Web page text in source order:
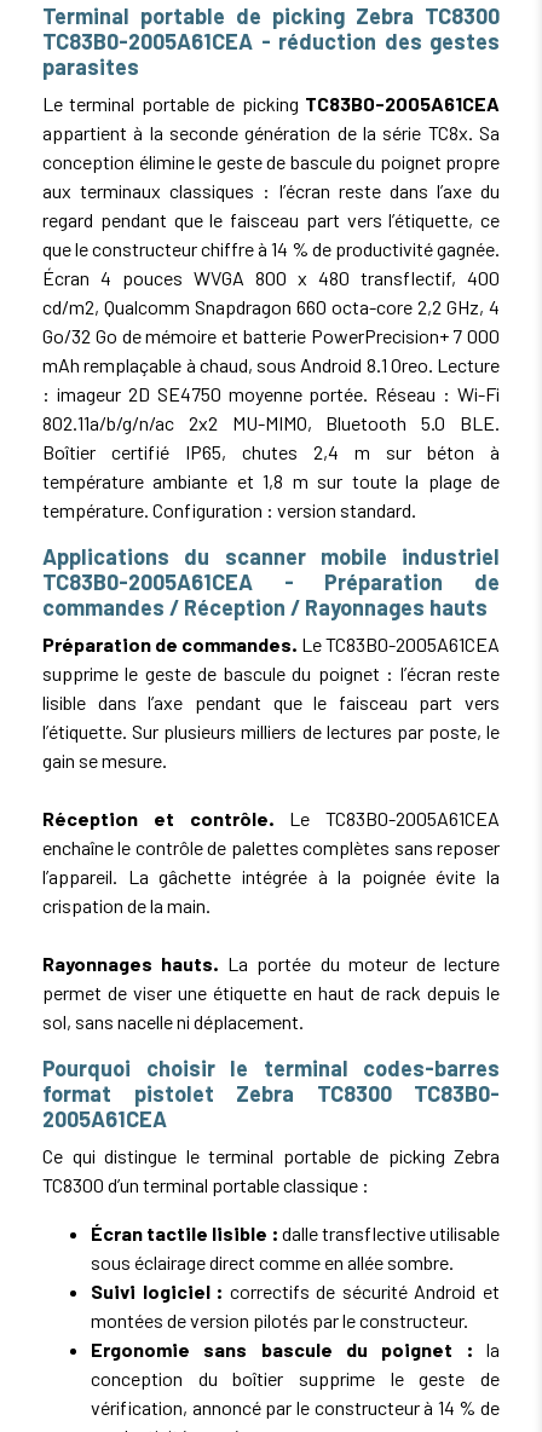
Terminal portable de picking Zebra TC8300
TC83B0-2005A61CEA - réduction des gestes
parasites
Le terminal portable de picking TC83B0-2005A61CEA
appartient à la seconde génération de la série TC8x. Sa
conception élimine le geste de bascule du poignet propre
aux terminaux classiques : l’écran reste dans l’axe du
regard pendant que le faisceau part vers l’étiquette, ce
que le constructeur chiffre à 14 % de productivité gagnée.
Écran 4 pouces WVGA 800 x 480 transflectif, 400
cd/m2, Qualcomm Snapdragon 660 octa-core 2,2 GHz, 4
Go/32 Go de mémoire et batterie PowerPrecision+ 7 000
mAh remplaçable à chaud, sous Android 8.1 Oreo. Lecture
: imageur 2D SE4750 moyenne portée. Réseau : Wi-Fi
802.11a/b/g/n/ac 2x2 MU-MIMO, Bluetooth 5.0 BLE.
Boîtier certifié IP65, chutes 2,4 m sur béton à
température ambiante et 1,8 m sur toute la plage de
température. Configuration : version standard.
Applications du scanner mobile industriel
TC83B0-2005A61CEA - Préparation de
commandes / Réception / Rayonnages hauts
Préparation de commandes. Le TC83B0-2005A61CEA
supprime le geste de bascule du poignet : l’écran reste
lisible dans l’axe pendant que le faisceau part vers
l’étiquette. Sur plusieurs milliers de lectures par poste, le
gain se mesure.
Réception et contrôle. Le TC83B0-2005A61CEA
enchaîne le contrôle de palettes complètes sans reposer
l’appareil. La gâchette intégrée à la poignée évite la
crispation de la main.
Rayonnages hauts. La portée du moteur de lecture
permet de viser une étiquette en haut de rack depuis le
sol, sans nacelle ni déplacement.
Pourquoi choisir le terminal codes-barres
format pistolet Zebra TC8300 TC83B0-
2005A61CEA
Ce qui distingue le terminal portable de picking Zebra
TC8300 d’un terminal portable classique :
Écran tactile lisible : dalle transflective utilisable
sous éclairage direct comme en allée sombre.
Suivi logiciel : correctifs de sécurité Android et
montées de version pilotés par le constructeur.
Ergonomie sans bascule du poignet : la
conception du boîtier supprime le geste de
vérification, annoncé par le constructeur à 14 % de